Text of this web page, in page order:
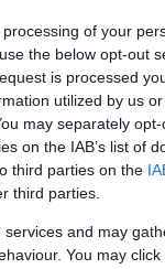
of your
the below opt-out
is processed
utilized by us
may separately
on the IAB’s list of
third parties on the
third parties.
and may
You may
hastigheten
av